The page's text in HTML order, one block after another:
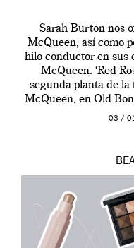
Sarah Burton nos
McQueen, así como
hilo conductor en sus
McQueen. ‘Red
segunda planta de
McQueen, en Old
de 2019
03 /